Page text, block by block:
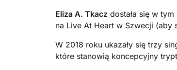
Eliza A. Tkacz dostała się w
na Live At Heart w Szwecji (aby
W 2018 roku ukazały się trzy
które stanowią koncepcyjny